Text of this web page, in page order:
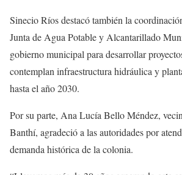
Sinecio Ríos destacó también la
Junta de Agua Potable y Alcantarillado
gobierno municipal para desarrollar
contemplan infraestructura hidráulica y
hasta el año 2030.
Por su parte, Ana Lucía Bello Méndez,
Banthí, agradeció a las autoridades por
demanda histórica de la colonia.